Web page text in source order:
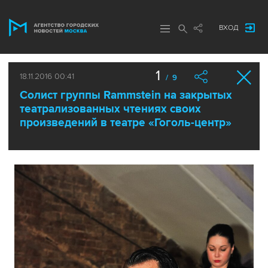
ВХОД
18.11.2016 00:41
Солист группы Rammstein на закрытых
театрализованных чтениях своих
произведений в театре «Гоголь-центр»
1 / 9